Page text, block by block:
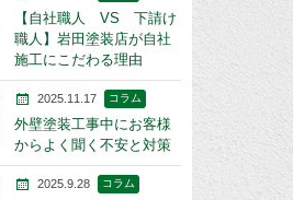
【自社職人 VS 下請け
職人】岩田塗装店が自社
施工にこだわる理由
2025.11.17 コラム
外壁塗装工事中にお客様
からよく聞く不安と対策
2025.9.28 コラム